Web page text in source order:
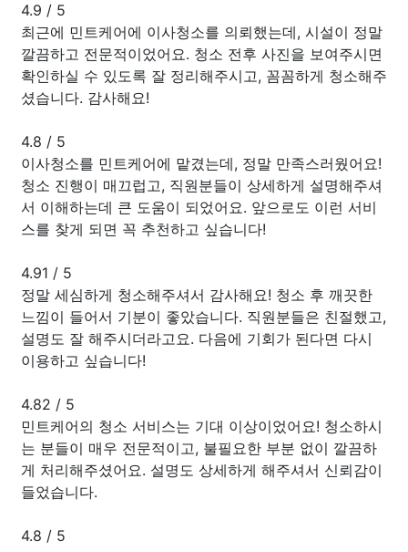
4.9 / 5
최근에 민트케어에 이사청소를 의뢰했는데, 시설이 정말
깔끔하고 전문적이었어요. 청소 전후 사진을 보여주시면
확인하실 수 있도록 잘 정리해주시고, 꼼꼼하게 청소해주
셨습니다. 감사해요!
4.8 / 5
이사청소를 민트케어에 맡겼는데, 정말 만족스러웠어요!
청소 진행이 매끄럽고, 직원분들이 상세하게 설명해주셔
서 이해하는데 큰 도움이 되었어요. 앞으로도 이런 서비
스를 찾게 되면 꼭 추천하고 싶습니다!
4.91 / 5
정말 세심하게 청소해주셔서 감사해요! 청소 후 깨끗한
느낌이 들어서 기분이 좋았습니다. 직원분들은 친절했고,
설명도 잘 해주시더라고요. 다음에 기회가 된다면 다시
이용하고 싶습니다!
4.82 / 5
민트케어의 청소 서비스는 기대 이상이었어요! 청소하시
는 분들이 매우 전문적이고, 불필요한 부분 없이 깔끔하
게 처리해주셨어요. 설명도 상세하게 해주셔서 신뢰감이
들었습니다.
4.8 / 5